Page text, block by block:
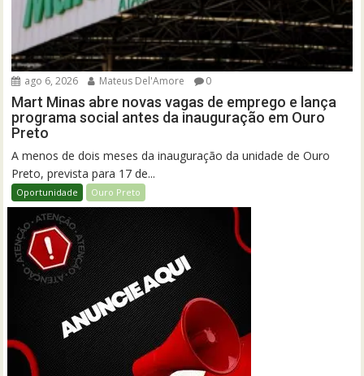
ago 6, 2026 Mateus Del'Amore 0
Mart Minas abre novas vagas de emprego e lança
programa social antes da inauguração em Ouro
Preto
A menos de dois meses da inauguração da unidade de Ouro
Preto, prevista para 17 de...
Oportunidade Ouro Preto